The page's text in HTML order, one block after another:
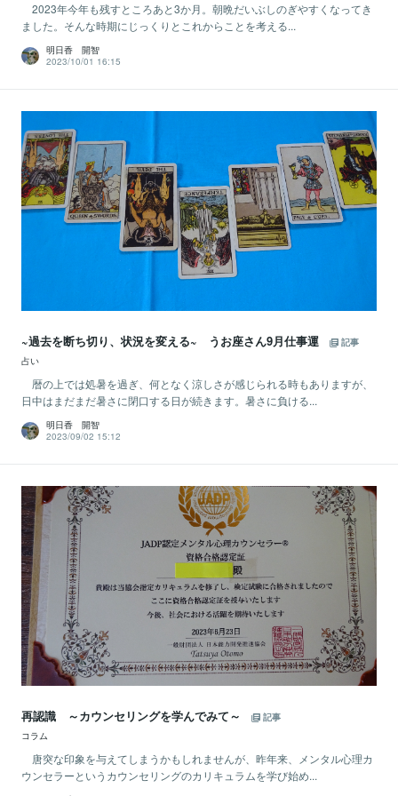
2023年今年も残すところあと3か月。朝晩だいぶしのぎやすくなってき
ました。そんな時期にじっくりとこれからことを考える...
明日香 開智
2023/10/01 16:15
~過去を断ち切り、状況を変える~ うお座さん9月仕事運
記事
占い
暦の上では処暑を過ぎ、何となく涼しさが感じられる時もありますが、
日中はまだまだ暑さに閉口する日が続きます。暑さに負ける...
明日香 開智
2023/09/02 15:12
再認識 ～カウンセリングを学んでみて～
記事
コラム
唐突な印象を与えてしまうかもしれませんが、昨年来、メンタル心理カ
ウンセラーというカウンセリングのカリキュラムを学び始め...